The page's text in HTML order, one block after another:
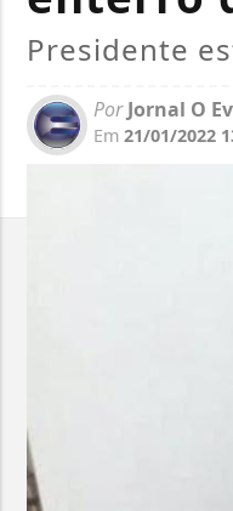
Presidente
PorJornal O
Em 21/01/2022